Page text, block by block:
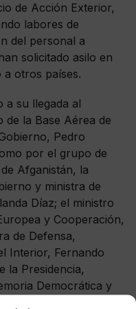
de Acción Exterior,
labores de
del personal a
solicitado asilo en
a otros países.
a su llegada al
de la Base Aérea de
Pedro
por el grupo de
Afganistán, la
y ministra de
Díaz; el ministro
y Cooperación,
de Defensa,
Interior, Fernando
la Presidencia,
Democrática y